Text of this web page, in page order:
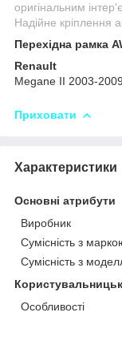
оригінальним
Надійне кріплення
Перехідна рамка
Renault
Megane II 2003-2009
Приховати
Характеристики
Основні атрибути
Виробник
Сумісність з
Сумісність з
Особливості